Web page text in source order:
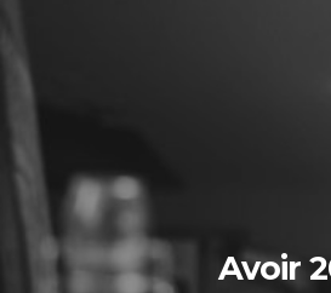
Avoir